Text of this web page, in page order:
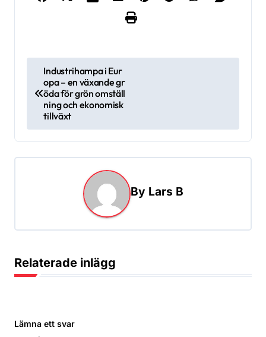
ä
g
i
g
r
Industrihampa i Eur
opa – en växande gr
öda för grön omställ
ning och ekonomisk
tillväxt
By Lars B
Relaterade inlägg
Lämna ett svar